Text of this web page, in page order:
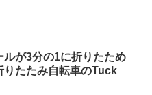
ルが3分の1に折りたため
りたたみ自転車のTuck